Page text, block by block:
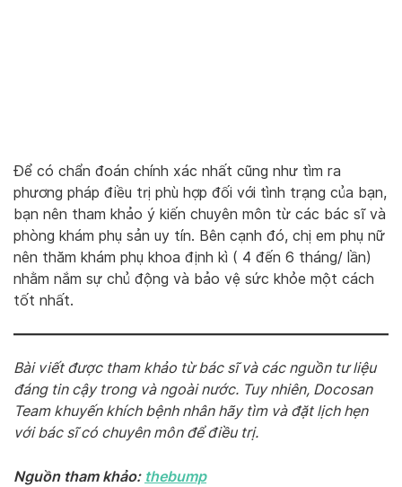
Để có chẩn đoán chính xác nhất cũng như tìm ra
phương pháp điều trị phù hợp đối với tình trạng của bạn,
bạn nên tham khảo ý kiến chuyên môn từ các bác sĩ và
phòng khám phụ sản uy tín. Bên cạnh đó, chị em phụ nữ
nên thăm khám phụ khoa định kì ( 4 đến 6 tháng/ lần)
nhằm nắm sự chủ động và bảo vệ sức khỏe một cách
tốt nhất.
Bài viết được tham khảo từ bác sĩ và các nguồn tư liệu
đáng tin cậy trong và ngoài nước. Tuy nhiên, Docosan
Team khuyến khích bệnh nhân hãy tìm và đặt lịch hẹn
với bác sĩ có chuyên môn để điều trị.
Nguồn tham khảo: thebump